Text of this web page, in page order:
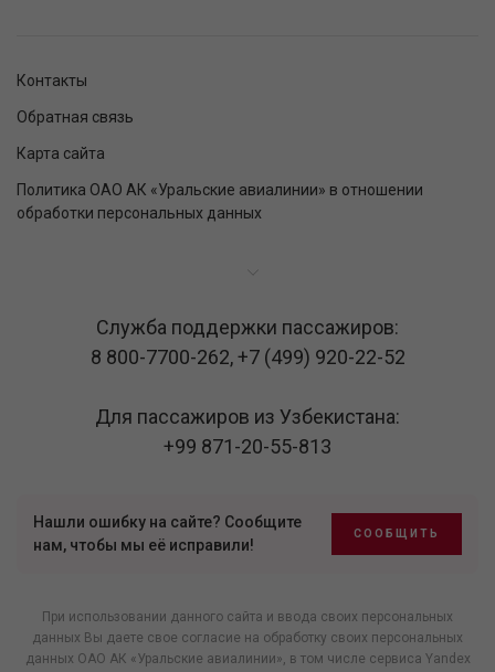
Контакты
Обратная связь
Карта сайта
Политика ОАО АК «Уральские авиалинии» в отношении
обработки персональных данных
Служба поддержки пассажиров:
8 800-7700-262,+7 (499) 920-22-52
Для пассажиров из Узбекистана:
+99 871-20-55-813
Нашли ошибку на сайте? Сообщите
нам, чтобы мы её исправили!
СООБЩИТЬ
При использовании данного сайта и ввода своих персональных
данных Вы даете свое согласие на обработку своих персональных
данных ОАО АК «Уральские авиалинии», в том числе сервиса Yandex